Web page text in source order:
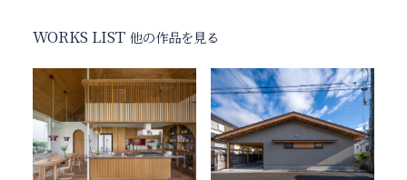
WORKS LIST 他の作品を見る